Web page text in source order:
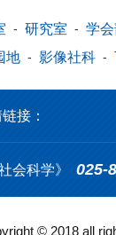
- 研究室 - 学
地 - 影像社科 -
接：
会科学》 025-
© 2018 all